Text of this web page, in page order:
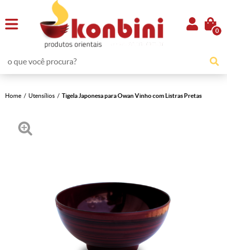
0
Home Utensílios Tigela Japonesa para Owan Vinho com Listras Pretas